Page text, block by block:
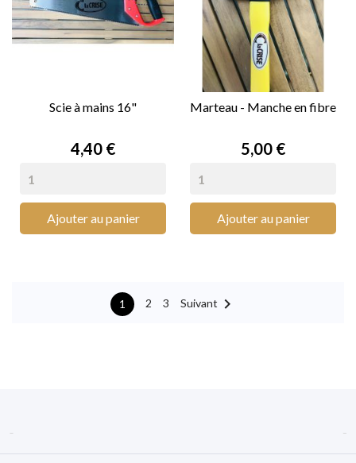
Scie à mains 16"
Prix
4,40 €
Ajouter au panier
Marteau - Manche en fibre
Prix
5,00 €
Ajouter au panier
1 2 3 Suivant 
 